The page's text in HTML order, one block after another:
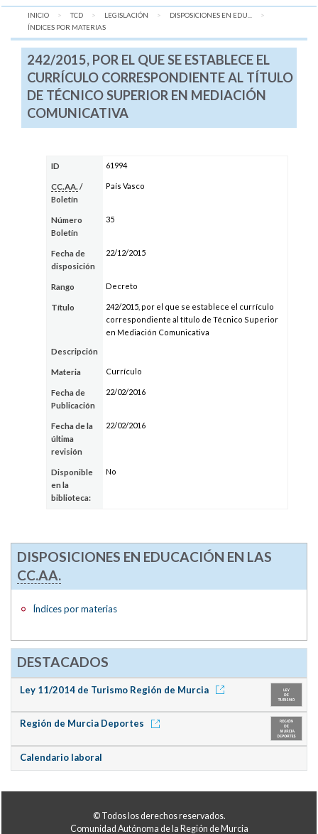
INICIO TCD LEGISLACIÓN
DISPOSICIONES EN EDU...
AQUÍ:
ÍNDICES POR MATERIAS
242/2015, POR EL QUE SE ESTABLECE EL
CURRÍCULO CORRESPONDIENTE AL TÍTULO
DE TÉCNICO SUPERIOR EN MEDIACIÓN
COMUNICATIVA
ID 61994
CC.AA. /
Boletín
País Vasco
Número
Boletín
35
Fecha de
disposición
22/12/2015
Rango Decreto
Título
242/2015, por el que se establece el currículo
correspondiente al título de Técnico Superior
en Mediación Comunicativa
Descripción
Materia Currículo
Fecha de
Publicación
22/02/2016
Fecha de la
última
revisión
22/02/2016
Disponible
en la
biblioteca:
No
DISPOSICIONES EN EDUCACIÓN EN LAS
CC.AA.
Índices por materias
DESTACADOS
Ley 11/2014 de Turismo Región de Murcia
Región de Murcia Deportes
Calendario laboral
© Todos los derechos reservados.
Comunidad Autónoma de la Región de Murcia